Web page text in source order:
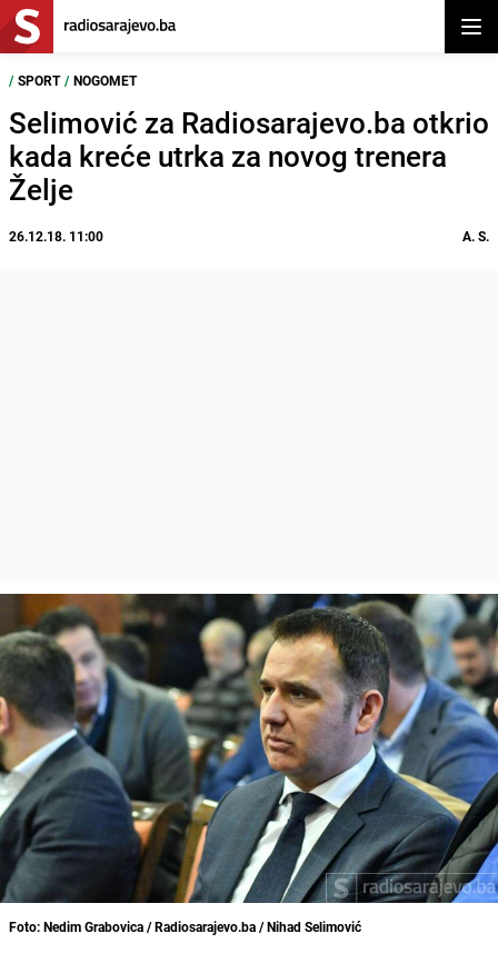
/ SPORT / NOGOMET
Selimović za Radiosarajevo.ba otkrio
kada kreće utrka za novog trenera
Želje
26.12.18. 11:00 A. S.
Foto: Nedim Grabovica / Radiosarajevo.ba / Nihad Selimović